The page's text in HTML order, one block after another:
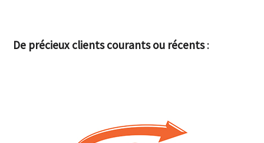
De précieux clients courants ou récents: